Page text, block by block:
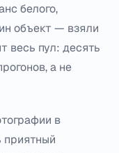
белого,
объект — взяли
весь пул: десять
а не
в
приятный